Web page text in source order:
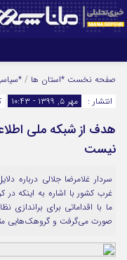
اینستاگرام
سروش
آپارات
نام کاربری یا نشانی ایمیل
رمز عبور
مرا به خاطر بسپار
صفحه نخست *استان ها /
انتشار :
مهر ۵, ۱۳۹۹ - ۱۰:۴۳
هدف از شبکه ملی
نیست
سردار غلامرضا جلالی درباره
غرب کشور با اشاره به اینکه
ما با اقداماتی برای
صورت می‌گرفت و گروهک‌هایی مثل